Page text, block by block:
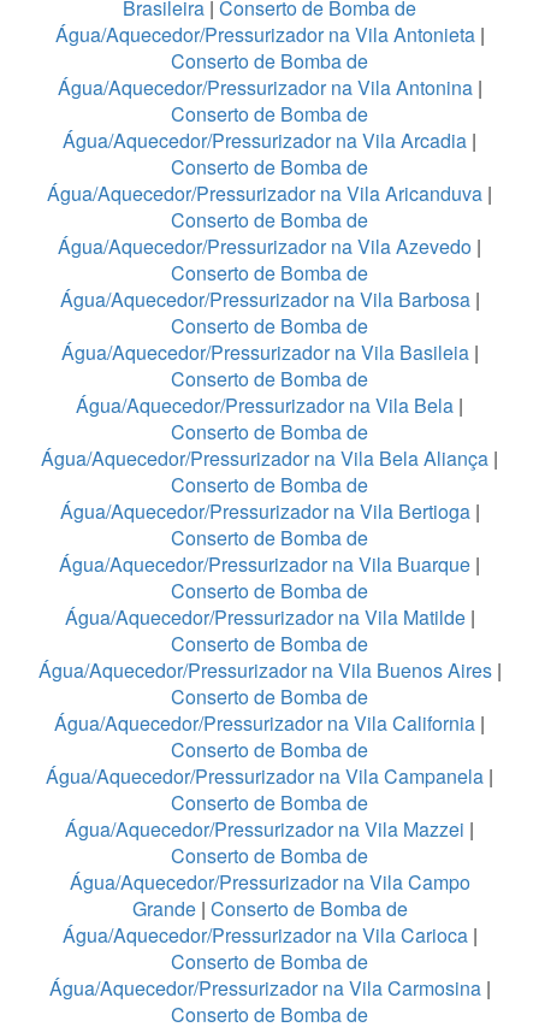
Brasileira | Conserto de Bomba de
Água/Aquecedor/Pressurizador na Vila Antonieta|
Conserto de Bomba de
Água/Aquecedor/Pressurizador na Vila Antonina|
Conserto de Bomba de
Água/Aquecedor/Pressurizador na Vila Arcadia |
Conserto de Bomba de
Água/Aquecedor/Pressurizador na Vila Aricanduva |
Conserto de Bomba de
Água/Aquecedor/Pressurizador na Vila Azevedo |
Conserto de Bomba de
Água/Aquecedor/Pressurizador na Vila Barbosa|
Conserto de Bomba de
Água/Aquecedor/Pressurizador na Vila Basileia|
Conserto de Bomba de
Água/Aquecedor/Pressurizador na Vila Bela |
Conserto de Bomba de
Água/Aquecedor/Pressurizador na Vila Bela Aliança |
Conserto de Bomba de
Água/Aquecedor/Pressurizador na Vila Bertioga|
Conserto de Bomba de
Água/Aquecedor/Pressurizador na Vila Buarque |
Conserto de Bomba de
Água/Aquecedor/Pressurizador na Vila Matilde|
Conserto de Bomba de
Água/Aquecedor/Pressurizador na Vila Buenos Aires|
Conserto de Bomba de
Água/Aquecedor/Pressurizador na Vila California |
Conserto de Bomba de
Água/Aquecedor/Pressurizador na Vila Campanela |
Conserto de Bomba de
Água/Aquecedor/Pressurizador na Vila Mazzei |
Conserto de Bomba de
Água/Aquecedor/Pressurizador na Vila Campo
Grande| Conserto de Bomba de
Água/Aquecedor/Pressurizador na Vila Carioca|
Conserto de Bomba de
Água/Aquecedor/Pressurizador na Vila Carmosina|
Conserto de Bomba de